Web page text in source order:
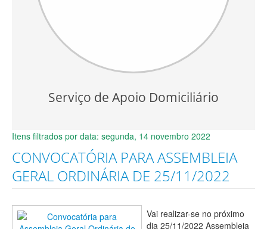
Serviço de Apoio Domiciliário
Itens filtrados por data: segunda, 14 novembro 2022
CONVOCATÓRIA PARA ASSEMBLEIA
GERAL ORDINÁRIA DE 25/11/2022
Vai realizar-se no próximo
dia 25/11/2022 Assembleia